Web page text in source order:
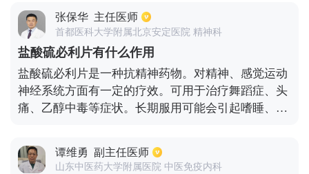
添加在食物之中，当然也能够泡水喝，但是要注意，
最好不要每天都喝藏红花，毕竟是药材，一般每个周
泡茶来喝1~2次就行。另外要看每个人具体的体质，
体质不同，用量方面也会有差异，不能盲目大量的饮
用，具体用量应该遵医嘱。藏红花可以保护心脏，而
且还能够预防心梗、脑梗。
张保华 主任医师
首都医科大学附属北京安定医院 精神科
盐酸硫必利片有什么作用
盐酸硫必利片是一种抗精神药物。对精神、感觉运动
神经系统方面有一定的疗效。可用于治疗舞蹈症、头
痛、乙醇中毒等症状。长期服用可能会引起嗜睡、闭
群也不宜服用，防止出现不良反应。
谭维勇 副主任医师
山东中医药大学附属医院 中医免疫内科